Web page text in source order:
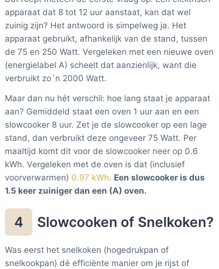
apparaat dat 8 tot 12 uur aanstaat, kan dat wel
zuinig zijn? Het antwoord is simpelweg ja. Het
apparaat gebruikt, afhankelijk van de stand, tussen
de 75 en 250 Watt. Vergeleken met een nieuwe oven
(energielabel A) scheelt dat aanzienlijk, want die
verbruikt zo´n 2000 Watt.
Maar dan nu hét verschil: hoe lang staat je apparaat
aan? Gemiddeld staat een oven 1 uur aan en een
slowcooker 8 uur. Zet je de slowcooker op een lage
stand, dan verbruikt deze ongeveer 75 Watt. Per
maaltijd komt dit voor de slowcooker neer op 0.6
kWh. Vergeleken met de oven is dat (inclusief
voorverwarmen) 0.97 kWh. Een slowcooker is dus
1.5 keer zuiniger dan een (A) oven.
4 Slowcooken of Snelkoken?
Was eerst het snelkoken (hogedrukpan of
snelkookpan) dé efficiënte manier om je rijst of